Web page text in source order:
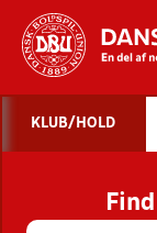
KLUB/HOLD